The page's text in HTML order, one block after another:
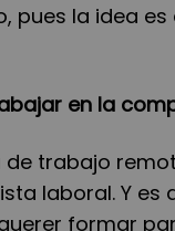
pues la idea
en la
trabajo
laboral. Y es
formar